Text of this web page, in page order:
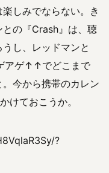
しみでならない。き
の『Crash』は、聴
し、レッドマンと
アゲ↑↑でどこまで
今から携帯のカレン
けておこうか。
?